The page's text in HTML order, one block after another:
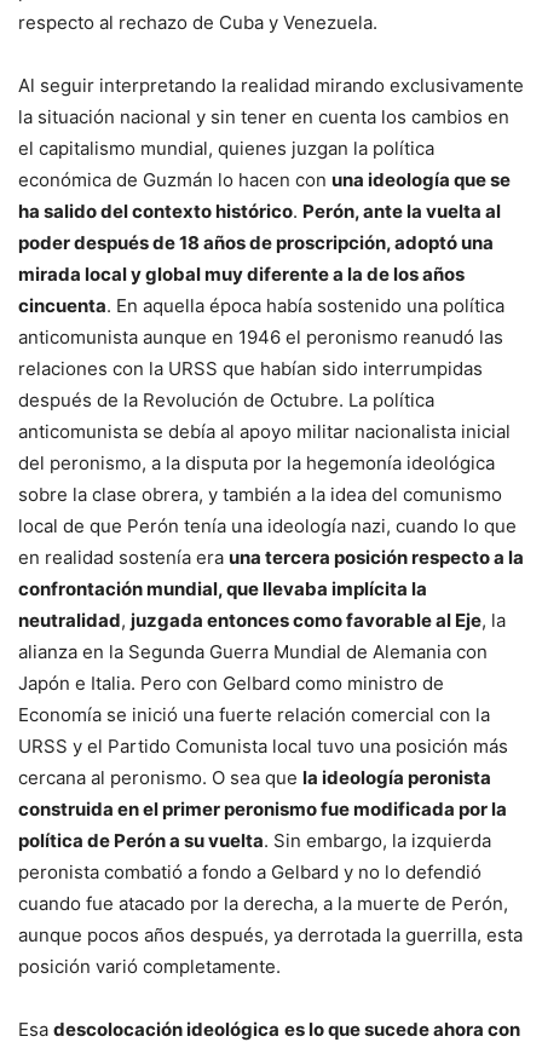
respecto al rechazo de Cuba y Venezuela.
Al seguir interpretando la realidad mirando exclusivamente
la situación nacional y sin tener en cuenta los cambios en
el capitalismo mundial, quienes juzgan la política
económica de Guzmán lo hacen con una ideología que se
ha salido del contexto histórico. Perón, ante la vuelta al
poder después de 18 años de proscripción, adoptó una
mirada local y global muy diferente a la de los años
cincuenta. En aquella época había sostenido una política
anticomunista aunque en 1946 el peronismo reanudó las
relaciones con la URSS que habían sido interrumpidas
después de la Revolución de Octubre. La política
anticomunista se debía al apoyo militar nacionalista inicial
del peronismo, a la disputa por la hegemonía ideológica
sobre la clase obrera, y también a la idea del comunismo
local de que Perón tenía una ideología nazi, cuando lo que
en realidad sostenía era una tercera posición respecto a la
confrontación mundial, que llevaba implícita la
neutralidad, juzgada entonces como favorable al Eje, la
alianza en la Segunda Guerra Mundial de Alemania con
Japón e Italia. Pero con Gelbard como ministro de
Economía se inició una fuerte relación comercial con la
URSS y el Partido Comunista local tuvo una posición más
cercana al peronismo. O sea que la ideología peronista
construida en el primer peronismo fue modificada por la
política de Perón a su vuelta. Sin embargo, la izquierda
peronista combatió a fondo a Gelbard y no lo defendió
cuando fue atacado por la derecha, a la muerte de Perón,
aunque pocos años después, ya derrotada la guerrilla, esta
posición varió completamente.
Esa descolocación ideológica es lo que sucede ahora con